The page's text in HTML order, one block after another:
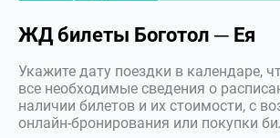
ЖД билеты Боготол ─ Ея
Укажите дату поездки в календаре,
все необходимые сведения о
наличии билетов и их стоимости, с
онлайн-бронирования или покупки